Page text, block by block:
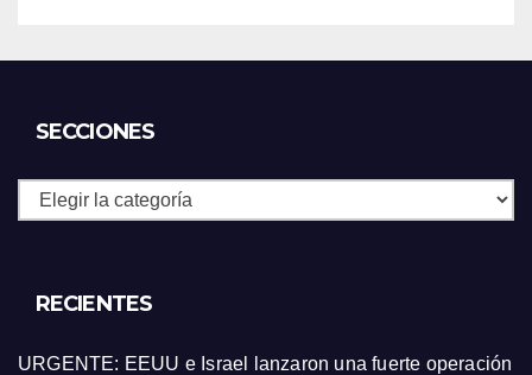
SECCIONES
Secciones
RECIENTES
URGENTE: EEUU e Israel lanzaron una fuerte operación